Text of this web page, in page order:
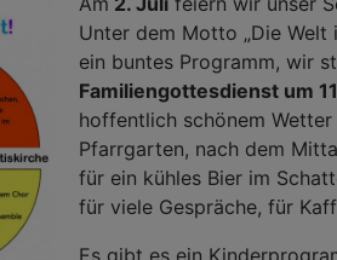
Unter dem Motto „Die Welt
ein buntes Programm, wir
Familiengottesdienst um
hoffentlich schönem
Pfarrgarten, nach dem
für ein kühles Bier im
für viele Gespräche, für
Es gibt es ein